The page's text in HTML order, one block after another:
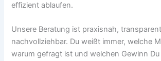
effizient ablaufen.
Unsere Beratung ist praxisnah,
nachvollziehbar. Du weißt immer, welche
warum gefragt ist und welchen Gewinn